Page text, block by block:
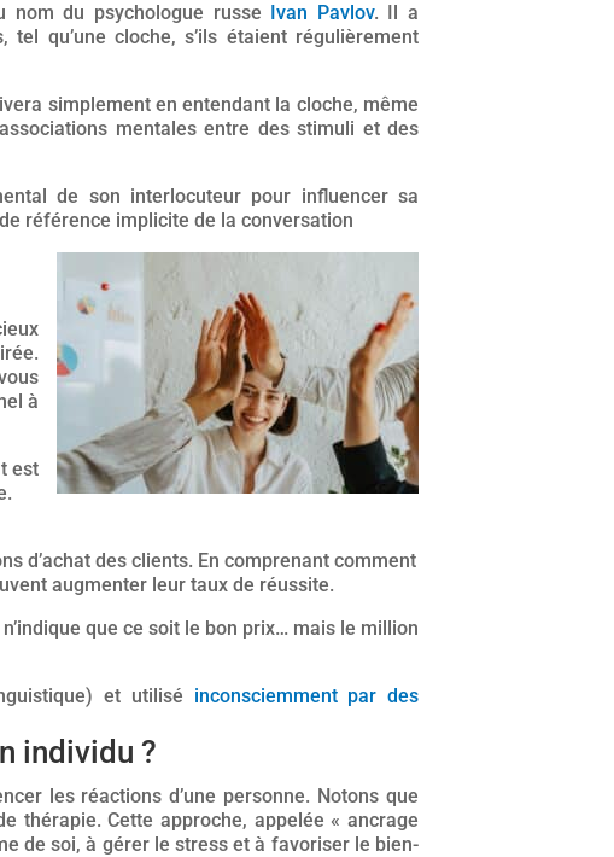
nom du psychologue russe Ivan Pavlov. Il a
qu’une cloche, s’ils étaient régulièrement
simplement en entendant la cloche, même
mentales entre des stimuli et des
de son interlocuteur pour influencer sa
référence implicite de la conversation
à
est
d’achat des clients. En comprenant comment
augmenter leur taux de réussite.
n’indique que ce soit le bon prix… mais le million
et utilisé inconsciemment par des
individu ?
les réactions d’une personne. Notons que
thérapie. Cette approche, appelée « ancrage
de soi, à gérer le stress et à favoriser le bien-